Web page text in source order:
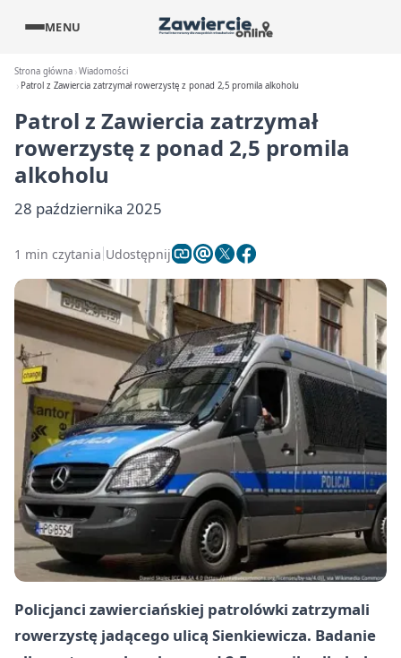
MENU
Strona główna Wiadomości
Patrol z Zawiercia zatrzymał rowerzystę z ponad 2,5 promila alkoholu
Patrol z Zawiercia zatrzymał
rowerzystę z ponad 2,5 promila
alkoholu
28 października 2025
1 min czytania Udostępnij
Policjanci zawierciańskiej patrolówki zatrzymali
rowerzystę jadącego ulicą Sienkiewicza. Badanie